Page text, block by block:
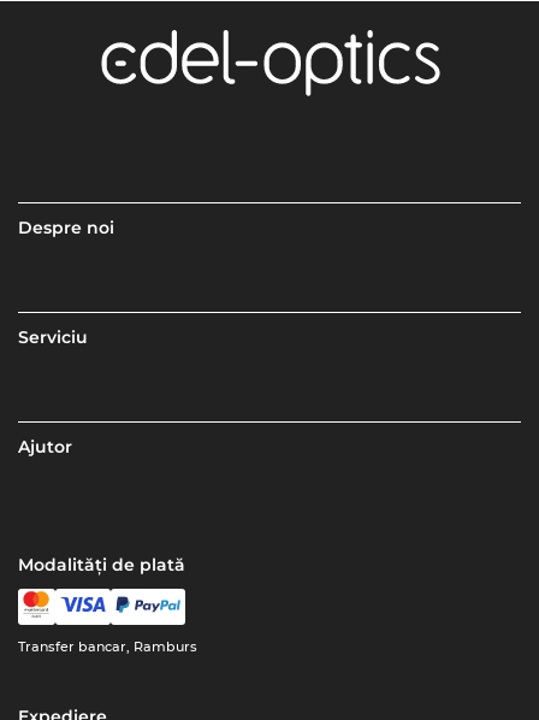
Despre noi
Serviciu
Ajutor
Modalități de plată
Transfer bancar, Ramburs